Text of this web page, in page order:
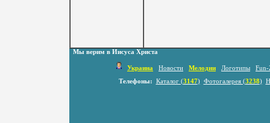
Мы верим в Иисуса Христа
Украина Новости Мелодии Логотипы
Fun-
Телефоны:
Каталог (3147) Фотогалерея (3238)